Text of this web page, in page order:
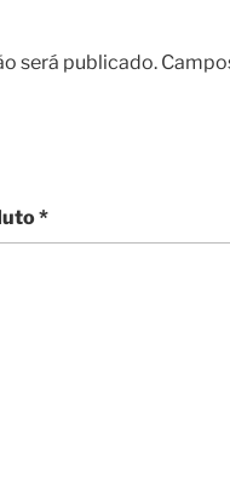
será publicado.
*